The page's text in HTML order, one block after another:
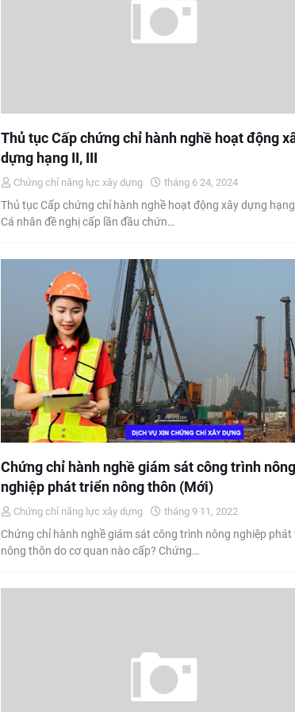
Thủ tục Cấp chứng chỉ hành nghề hoạt động
dựng hạng II, III
Chứng chỉ năng lực xây dựng tháng 6 24, 2024
Thủ tục Cấp chứng chỉ hành nghề hoạt động xây dựng hạng
Cá nhân đề nghị cấp lần đầu chứn…
Chứng chỉ hành nghề giám sát công trình nông
nghiệp phát triển nông thôn (Mới)
Chứng chỉ năng lực xây dựng tháng 9 11, 2022
Chứng chỉ hành nghề giám sát công trình nông nghiệp phát
nông thôn do cơ quan nào cấp? Chứng…